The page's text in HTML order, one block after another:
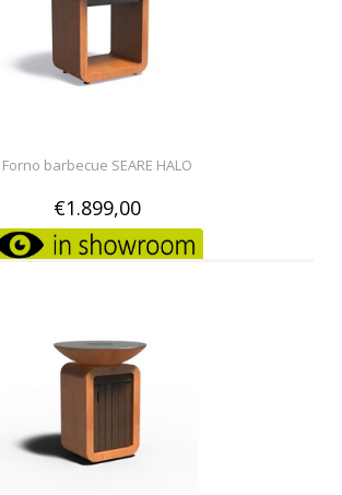
Forno barbecue SEARE HALO
€1.899,00